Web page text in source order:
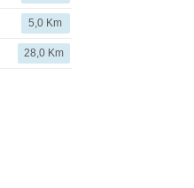
5,0 Km
28,0 Km